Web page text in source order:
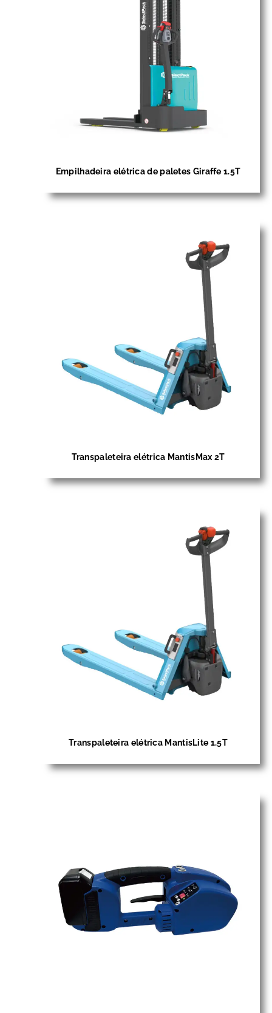
Empilhadeira elétrica de paletes Giraffe 1.5T
Transpaleteira elétrica MantisMax 2T
Transpaleteira elétrica MantisLite 1.5T